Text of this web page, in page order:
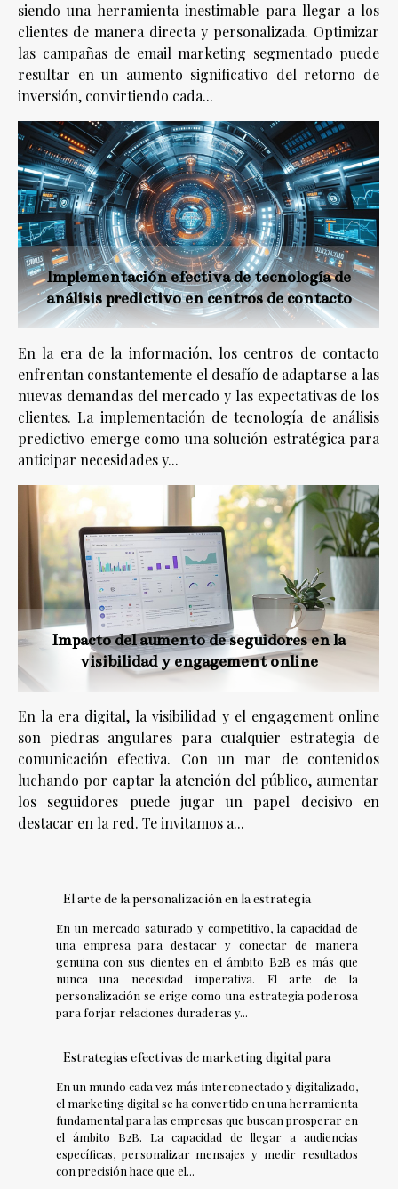
siendo una herramienta inestimable para llegar a los
clientes de manera directa y personalizada. Optimizar
las campañas de email marketing segmentado puede
resultar en un aumento significativo del retorno de
inversión, convirtiendo cada...
Implementación efectiva de tecnología de
análisis predictivo en centros de contacto
En la era de la información, los centros de contacto
enfrentan constantemente el desafío de adaptarse a las
nuevas demandas del mercado y las expectativas de los
clientes. La implementación de tecnología de análisis
predictivo emerge como una solución estratégica para
anticipar necesidades y...
Impacto del aumento de seguidores en la
visibilidad y engagement online
En la era digital, la visibilidad y el engagement online
son piedras angulares para cualquier estrategia de
comunicación efectiva. Con un mar de contenidos
luchando por captar la atención del público, aumentar
los seguidores puede jugar un papel decisivo en
destacar en la red. Te invitamos a...
El arte de la personalización en la estrategia
En un mercado saturado y competitivo, la capacidad de
una empresa para destacar y conectar de manera
genuina con sus clientes en el ámbito B2B es más que
nunca una necesidad imperativa. El arte de la
personalización se erige como una estrategia poderosa
para forjar relaciones duraderas y...
Estrategias efectivas de marketing digital para
En un mundo cada vez más interconectado y digitalizado,
el marketing digital se ha convertido en una herramienta
fundamental para las empresas que buscan prosperar en
el ámbito B2B. La capacidad de llegar a audiencias
específicas, personalizar mensajes y medir resultados
con precisión hace que el...